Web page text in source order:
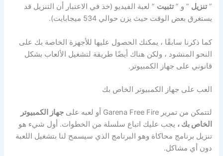
”تنزيل ” و ”تثبيت ” لعبة الفيديو (خذ في الاعتبار أن التنزيل قد
يستغرق بعض الوقت حيث يزن حوالي 534 ميجابايت).
كما ذكرنا سابقًا ، يمكنك الحصول عليها للأجهزة الخاصة بك على
النحو المنشود ، ولكن هناك أيضًا طريقة لتشغيل الألعاب بشكل
قانوني على جهاز الكمبيوتر.
العب على جهاز الكمبيوتر الخاص بك
لتتمكن من تمرير Garena Free Fire أو لعبه على
جهاز الكمبيوتر
الخاص بك ، يجب عليك اتباع سلسلة من الخطوات. أول شيء هو
تنزيل برنامج محاكاة وهو البرنامج الذي سيسمح لنا بتشغيل اللعبة
دون أي مشاكل.